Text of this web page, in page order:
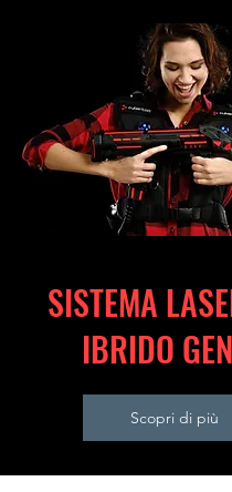
SISTEMA
IBRIDO
Scopri di più